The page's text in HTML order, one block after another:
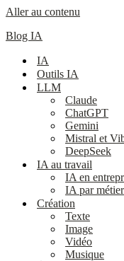
Aller au contenu
Blog IA
IA
Outils IA
LLM
Claude
ChatGPT
Gemini
Mistral et
DeepSeek
IA au travail
IA en
IA par métier
Création
Texte
Image
Vidéo
Musique